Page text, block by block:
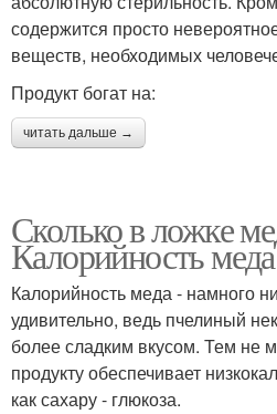
содержится просто
веществ, необходимых
Продукт богат на:
читать дальше →
Сколько в ложке
Калорийность
Калорийность меда - намного
удивительно, ведь пчелиный
более сладким вкусом. Тем не
продукту обеспечивает
как сахару - глюкоза.